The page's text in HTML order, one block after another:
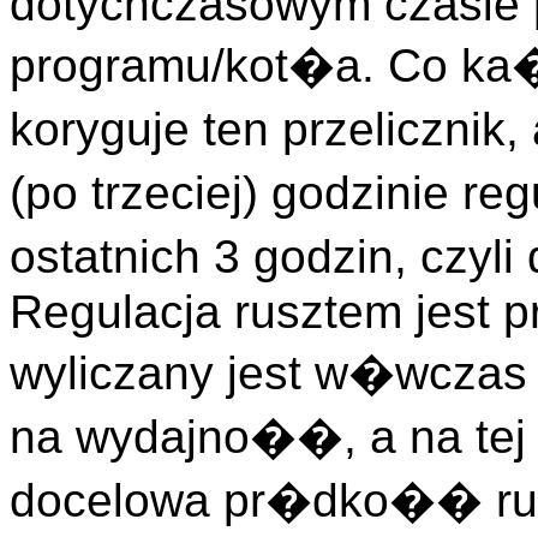
programu/kot�a. Co
koryguje ten
(po trzeciej) godzinie
ostatnich 3 godzin,
Regulacja rusztem jest
wyliczany jest
na wydajno��, a na tej
docelowa pr�dko��